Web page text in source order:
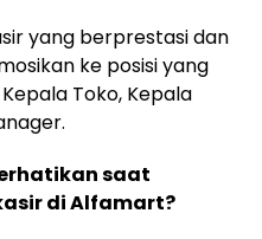
yang berprestasi dan
ke posisi yang
Toko, Kepala
saat
di Alfamart?